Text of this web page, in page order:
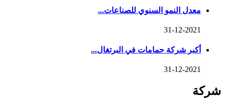
معدل النمو السنوي للصناعات...
31-12-2021
أكبر شركة حمامات في البرتغال...
31-12-2021
شركة